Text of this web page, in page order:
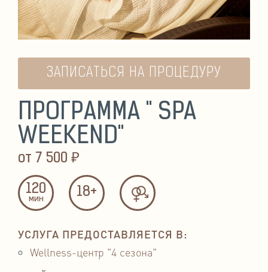
ЗАПИСАТЬСЯ НА ПРОЦЕДУРУ
ПРОГРАММА " SPA
WEEKEND"
от 7 500 ₽
120
мин 18+
УСЛУГА ПРЕДОСТАВЛЯЕТСЯ В:
Wellness-центр "4 сезона"